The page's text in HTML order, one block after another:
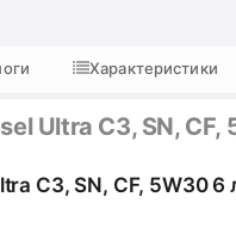
Характеристики
Ultra C3, SN, CF,
C3, SN, CF, 5W30 6